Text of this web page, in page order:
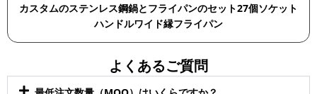
カスタムのステンレス鋼鍋とフライパンのセット27個ソケット
ハンドルワイド縁フライパン
よくあるご質問